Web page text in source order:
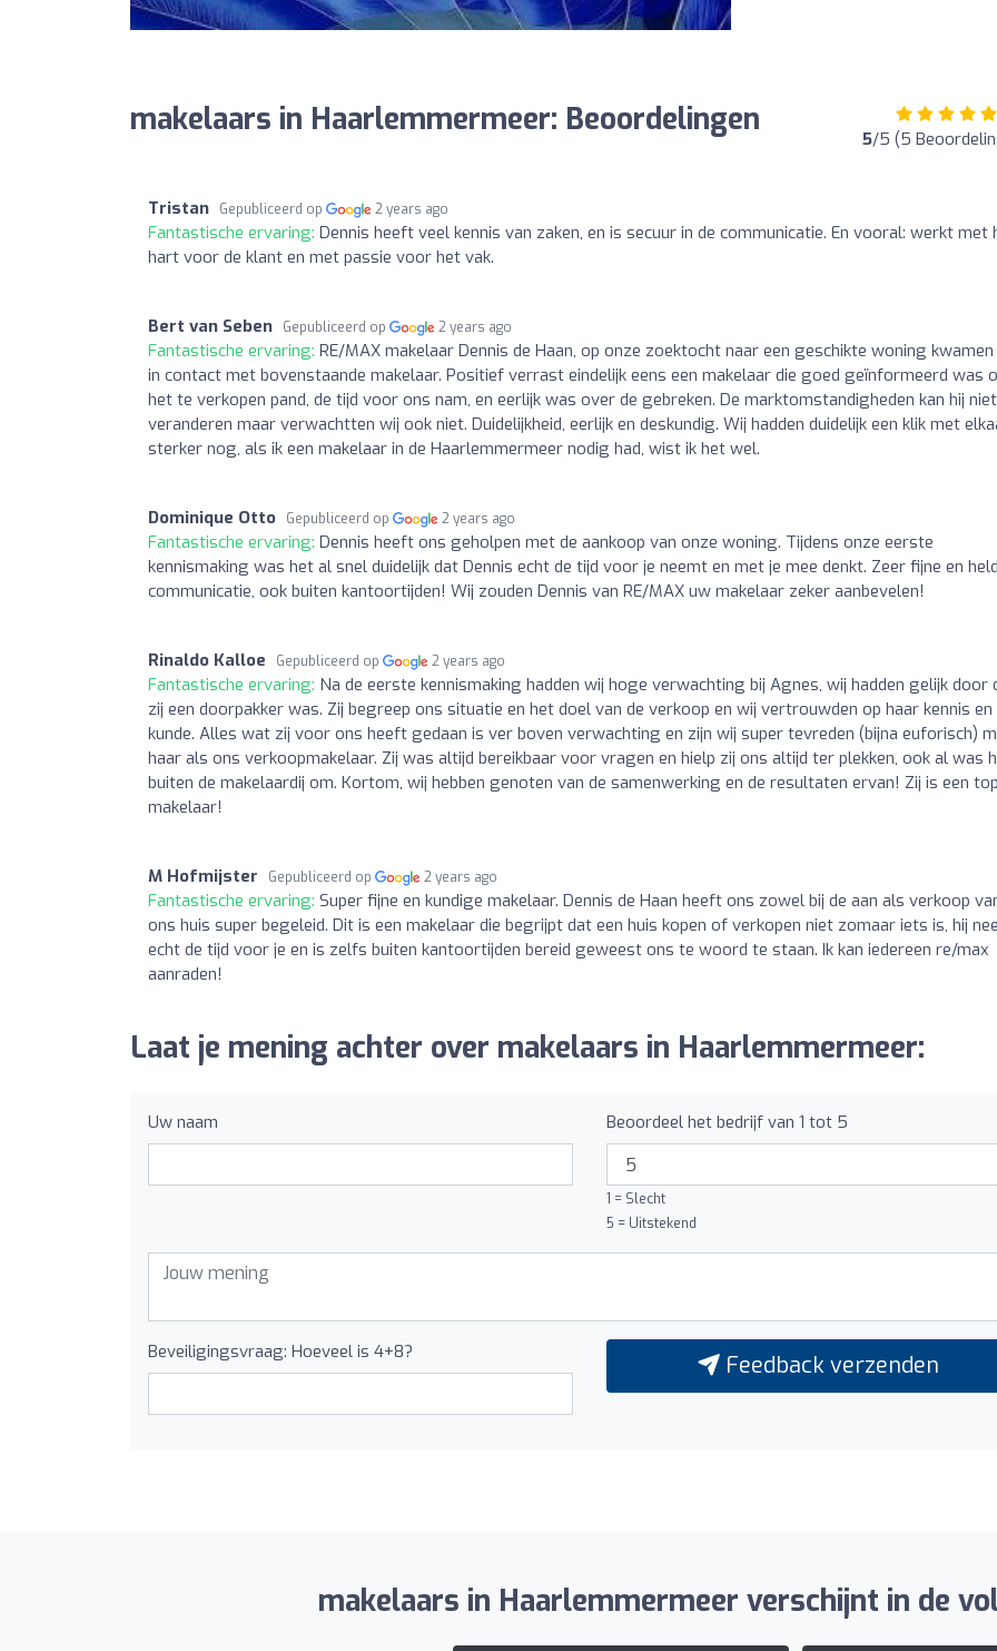
makelaars in Haarlemmermeer: Beoordelingen 5/5 (5
Tristan Gepubliceerd op 2 years ago
Fantastische ervaring: Dennis heeft veel kennis van zaken, en is secuur in de communicatie. En vooral: werkt met
hart voor de klant en met passie voor het vak.
Bert van Seben Gepubliceerd op 2 years ago
Fantastische ervaring: RE/MAX makelaar Dennis de Haan, op onze zoektocht naar een geschikte woning kwamen
in contact met bovenstaande makelaar. Positief verrast eindelijk eens een makelaar die goed geïnformeerd was
het te verkopen pand, de tijd voor ons nam, en eerlijk was over de gebreken. De marktomstandigheden kan hij niet
veranderen maar verwachtten wij ook niet. Duidelijkheid, eerlijk en deskundig. Wij hadden duidelijk een klik met
sterker nog, als ik een makelaar in de Haarlemmermeer nodig had, wist ik het wel.
Dominique Otto Gepubliceerd op 2 years ago
Fantastische ervaring: Dennis heeft ons geholpen met de aankoop van onze woning. Tijdens onze eerste
kennismaking was het al snel duidelijk dat Dennis echt de tijd voor je neemt en met je mee denkt. Zeer fijne en
communicatie, ook buiten kantoortijden! Wij zouden Dennis van RE/MAX uw makelaar zeker aanbevelen!
Rinaldo Kalloe Gepubliceerd op 2 years ago
Fantastische ervaring: Na de eerste kennismaking hadden wij hoge verwachting bij Agnes, wij hadden gelijk door
zij een doorpakker was. Zij begreep ons situatie en het doel van de verkoop en wij vertrouwden op haar kennis en
kunde. Alles wat zij voor ons heeft gedaan is ver boven verwachting en zijn wij super tevreden (bijna euforisch)
haar als ons verkoopmakelaar. Zij was altijd bereikbaar voor vragen en hielp zij ons altijd ter plekken, ook al was
buiten de makelaardij om. Kortom, wij hebben genoten van de samenwerking en de resultaten ervan! Zij is een top
makelaar!
M Hofmijster Gepubliceerd op 2 years ago
Fantastische ervaring: Super fijne en kundige makelaar. Dennis de Haan heeft ons zowel bij de aan als verkoop
ons huis super begeleid. Dit is een makelaar die begrijpt dat een huis kopen of verkopen niet zomaar iets is, hij
echt de tijd voor je en is zelfs buiten kantoortijden bereid geweest ons te woord te staan. Ik kan iedereen re/max
aanraden!
Laat je mening achter over makelaars in Haarlemmermeer:
Uw naam Beoordeel het bedrijf van 1 tot 5
1 = Slecht
5 = Uitstekend
Beveiligingsvraag: Hoeveel is 4+8? Feedback verzenden
makelaars in Haarlemmermeer verschijnt in de